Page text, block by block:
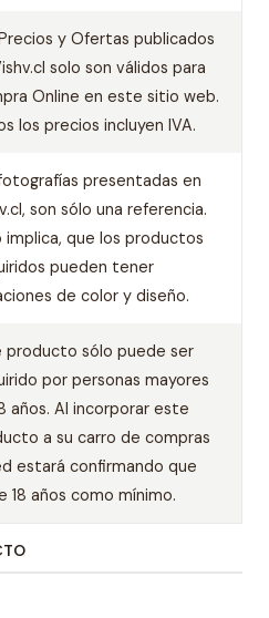
y Ofertas publicados
solo son válidos para
Online en este sitio web.
los precios incluyen IVA.
presentadas en
son sólo una referencia.
implica, que los productos
pueden tener
de color y diseño.
producto sólo puede ser
por personas mayores
años. Al incorporar este
a su carro de compras
estará confirmando que
18 años como mínimo.